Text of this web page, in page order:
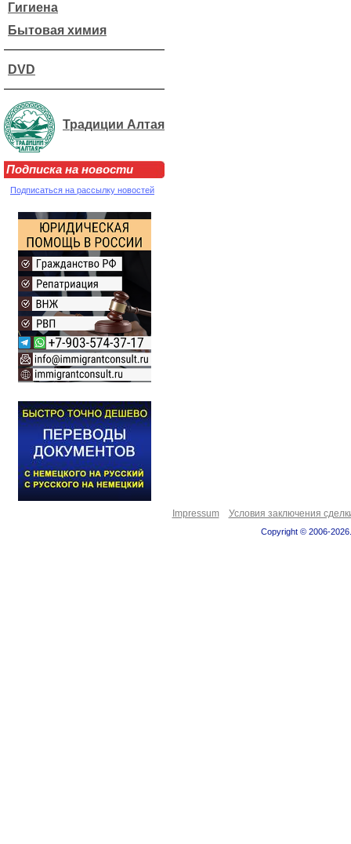
Гигиена
Бытовая химия
DVD
Традиции Алтая
Подписка на новости
Подписаться на рассылку новостей
Impressum Условия заключения
Copyright © 2006-